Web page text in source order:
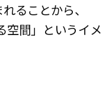
ることから、
空間」というイメ